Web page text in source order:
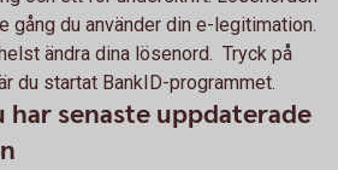
gång du använder din e-legitimation.
ändra dina lösenord. Tryck på
du startat BankID-programmet.
har senaste uppdaterade